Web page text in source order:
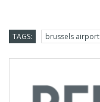
TAGS: brussels airport